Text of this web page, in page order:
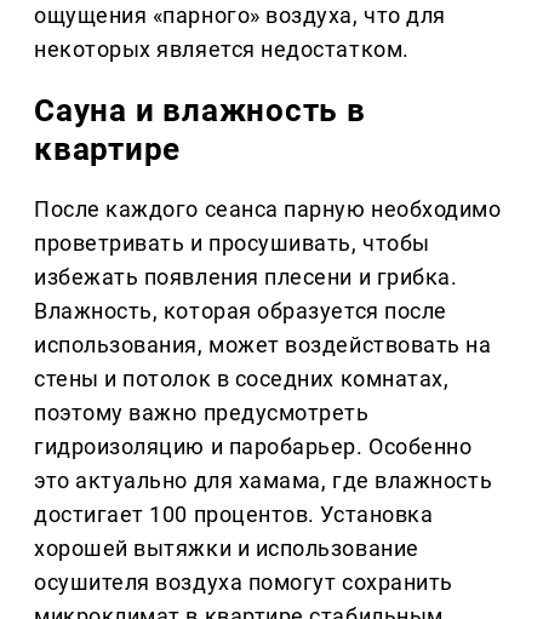
ощущения «парного» воздуха, что для
некоторых является недостатком.
Сауна и влажность в
квартире
После каждого сеанса парную необходимо
проветривать и просушивать, чтобы
избежать появления плесени и грибка.
Влажность, которая образуется после
использования, может воздействовать на
стены и потолок в соседних комнатах,
поэтому важно предусмотреть
гидроизоляцию и паробарьер. Особенно
это актуально для хамама, где влажность
достигает 100 процентов. Установка
хорошей вытяжки и использование
осушителя воздуха помогут сохранить